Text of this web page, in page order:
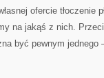
ofercie tłoczenie
na jakąś z nich.
być pewnym jednego